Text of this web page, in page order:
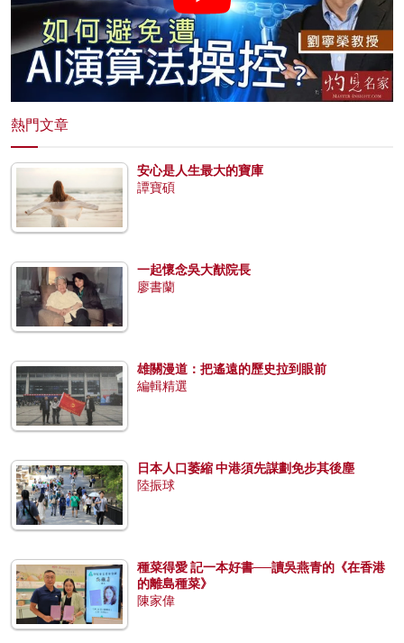
熱門文章
安心是人生最大的寶庫
譚寶碩
一起懷念吳大猷院長
廖書蘭
雄關漫道：把遙遠的歷史拉到眼前
編輯精選
日本人口萎縮 中港須先謀劃免步其後塵
陸振球
種菜得愛 記一本好書──讀吳燕青的《在香港
的離島種菜》
陳家偉